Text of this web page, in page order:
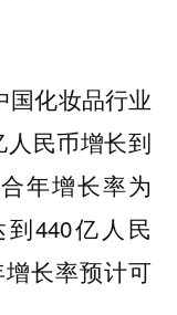
国化妆品行业
人民币增长到
年增长率为
440亿人民
增长率预计可